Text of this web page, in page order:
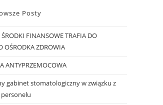
Posty
ŚRODKI FINANSOWE TRAFIA DO
OŚRODKA ZDROWIA
ANTYPRZEMOCOWA
gabinet stomatologiczny w związku z